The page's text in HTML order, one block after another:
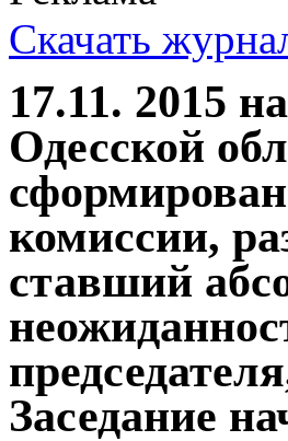
Скачать
17.11. 2015
Одесской
комиссии,
ставший
Заседание